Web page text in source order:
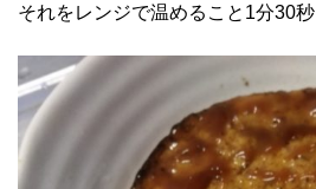
それをレンジで温めること1分30秒